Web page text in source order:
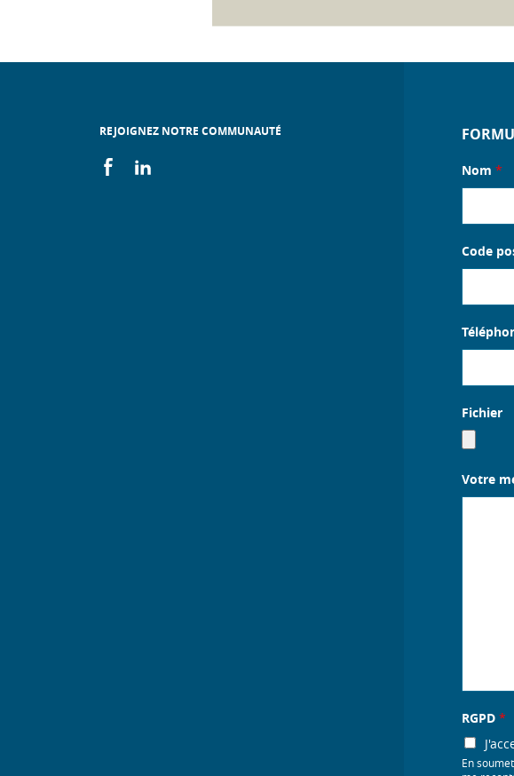
REJOIGNEZ NOTRE COMMUNAUTÉ
On
facebook
On
Nom *
Code
Fichier
Votre
RGPD *
En